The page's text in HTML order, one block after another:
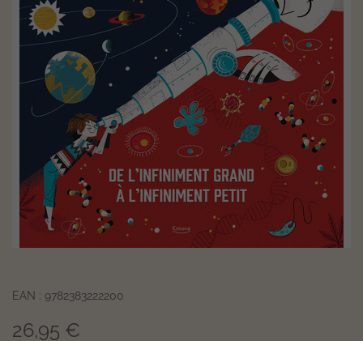
EAN : 9782383222200
26,95 €